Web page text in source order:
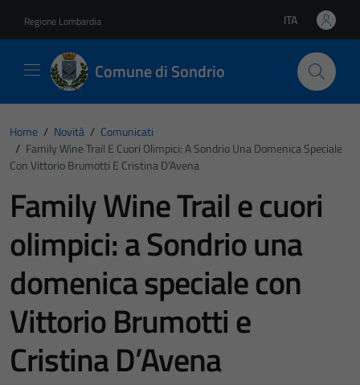
Regione Lombardia Lingua attiva:
ITA
Comune di Sondrio
Home / Novità / Comunicati
/ Family Wine Trail E Cuori Olimpici: A Sondrio Una Domenica Speciale
Con Vittorio Brumotti E Cristina D’Avena
Family Wine Trail e cuori
olimpici: a Sondrio una
domenica speciale con
Vittorio Brumotti e
Cristina D’Avena